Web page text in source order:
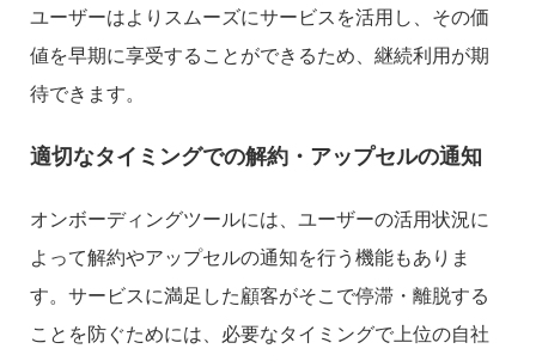
ユーザーはよりスムーズにサービスを活用し、その価
値を早期に享受することができるため、継続利用が期
待できます。
適切なタイミングでの解約・アップセルの通知
オンボーディングツールには、ユーザーの活用状況に
よって解約やアップセルの通知を行う機能もありま
す。サービスに満足した顧客がそこで停滞・離脱する
ことを防ぐためには、必要なタイミングで上位の自社